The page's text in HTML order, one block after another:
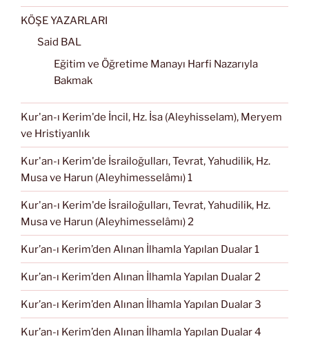
KÖŞE YAZARLARI
Said BAL
Eğitim ve Öğretime Manayı Harfi Nazarıyla
Bakmak
Kur'an-ı Kerim'de İncil, Hz. İsa (Aleyhisselam), Meryem
ve Hristiyanlık
Kur'an-ı Kerim'de İsrailoğulları, Tevrat, Yahudilik, Hz.
Musa ve Harun (Aleyhimesselâmı) 1
Kur'an-ı Kerim'de İsrailoğulları, Tevrat, Yahudilik, Hz.
Musa ve Harun (Aleyhimesselâmı) 2
Kur’an-ı Kerim’den Alınan İlhamla Yapılan Dualar 1
Kur’an-ı Kerim’den Alınan İlhamla Yapılan Dualar 2
Kur’an-ı Kerim’den Alınan İlhamla Yapılan Dualar 3
Kur’an-ı Kerim’den Alınan İlhamla Yapılan Dualar 4